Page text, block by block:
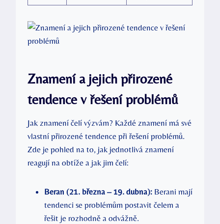
Znamení a jejich přirozené
tendence v řešení problémů
Jak znamení čelí výzvám? Každé znamení má své
vlastní přirozené tendence při řešení problémů.
Zde je pohled na to, jak jednotlivá znamení
reagují na obtíže a jak jim čelí:
Beran (21. března – 19. dubna): Berani mají
tendenci se problémům postavit čelem a
řešit je rozhodně a odvážně.